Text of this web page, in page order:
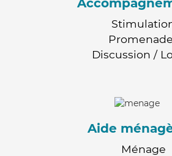
Discussion /
Aide
Ménage